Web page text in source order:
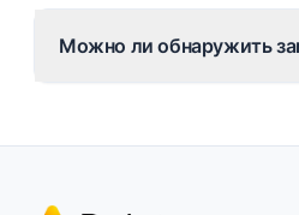
Можно ли обнаружить